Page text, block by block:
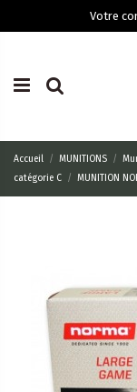
Votre
Accueil MUNITIONS
catégorie C
MUNITION